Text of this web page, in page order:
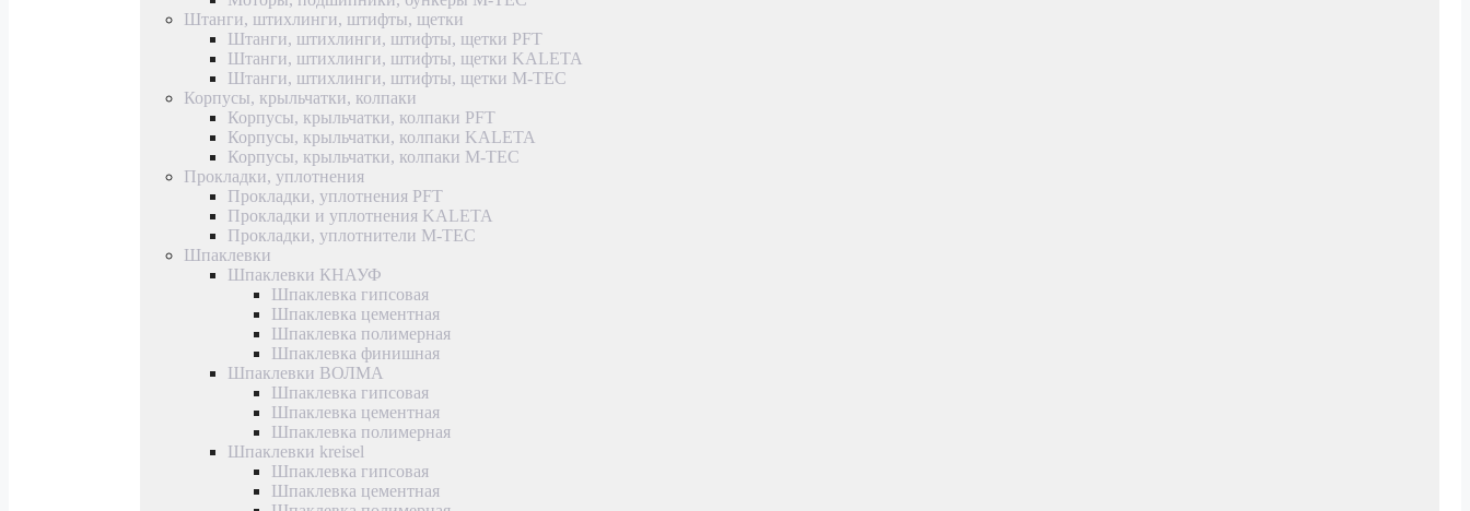
Штанги, штихлинги, штифты, щетки
Штанги, штихлинги, штифты, щетки PFT
Штанги, штихлинги, штифты, щетки KALETA
Штанги, штихлинги, штифты, щетки M-TEC
Корпусы, крыльчатки, колпаки
Корпусы, крыльчатки, колпаки PFT
Корпусы, крыльчатки, колпаки KALETA
Корпусы, крыльчатки, колпаки M-TEC
Прокладки, уплотнения
Прокладки, уплотнения PFT
Прокладки и уплотнения KALETA
Прокладки, уплотнители M-TEC
Шпаклевки
Шпаклевки КНАУФ
Шпаклевка гипсовая
Шпаклевка цементная
Шпаклевка полимерная
Шпаклевка финишная
Шпаклевки ВОЛМА
Шпаклевка гипсовая
Шпаклевка цементная
Шпаклевка полимерная
Шпаклевки kreisel
Шпаклевка гипсовая
Шпаклевка цементная